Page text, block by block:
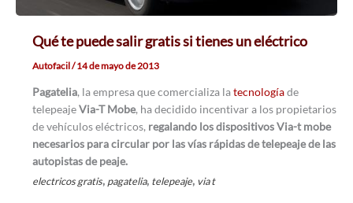
Qué te puede salir gratis si tienes un eléctrico
Autofacil/14 de mayo de 2013
Pagatelia, la empresa que comercializa latecnologíade
telepeajeVia-T Mobe, ha decidido incentivar a los propietarios
de vehículos eléctricos, regalando los dispositivos Via-t mobe
necesarios para circular por las vías rápidas de telepeaje de las
autopistas de peaje.
electricos gratis, pagatelia, telepeaje, via t